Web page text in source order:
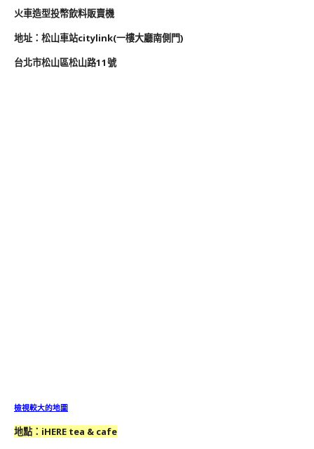
火車造型投幣飲料販賣機
地址： 松山車站citylink(一樓大廳南側門)
台北市松山區松山路11號
檢視較大的地圖
地點： iHERE tea & cafe